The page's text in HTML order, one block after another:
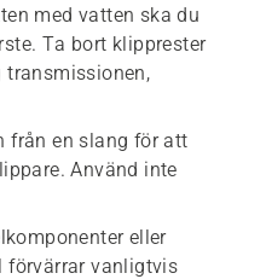
med vatten ska du
Ta bort klipprester
transmissionen,
från en slang för att
Använd inte
eller
förvärrar vanligtvis